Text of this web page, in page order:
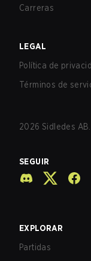
Carreras
LEGAL
Política de
Términos de
2026 Sidledes
SEGUIR
EXPLORAR
Partidas